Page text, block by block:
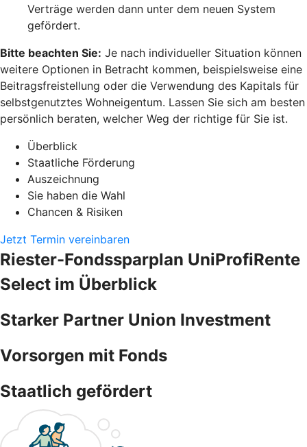
Verträge werden dann unter dem neuen System
gefördert.
Bitte beachten Sie: Je nach individueller Situation können
weitere Optionen in Betracht kommen, beispielsweise eine
Beitragsfreistellung oder die Verwendung des Kapitals für
selbstgenutztes Wohneigentum. Lassen Sie sich am besten
persönlich beraten, welcher Weg der richtige für Sie ist.
Überblick
Staatliche Förderung
Auszeichnung
Sie haben die Wahl
Chancen & Risiken
Jetzt Termin vereinbaren
Riester-Fondssparplan UniProfiRente
Select im Überblick
Starker Partner Union Investment
Vorsorgen mit Fonds
Staatlich gefördert